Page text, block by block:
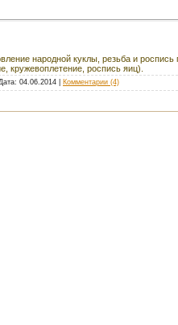
народной куклы, резьба и
кружевоплетение, роспись яиц).
04.06.2014 Комментарии (4)